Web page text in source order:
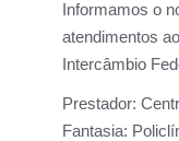
Informamos o
atendimentos
Intercâmbio
Prestador:
Fantasia: